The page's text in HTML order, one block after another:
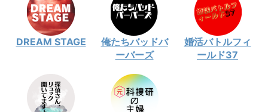
DREAM STAGE
俺たちバッドバ
ーバーズ
婚活バトルフィ
ールド37